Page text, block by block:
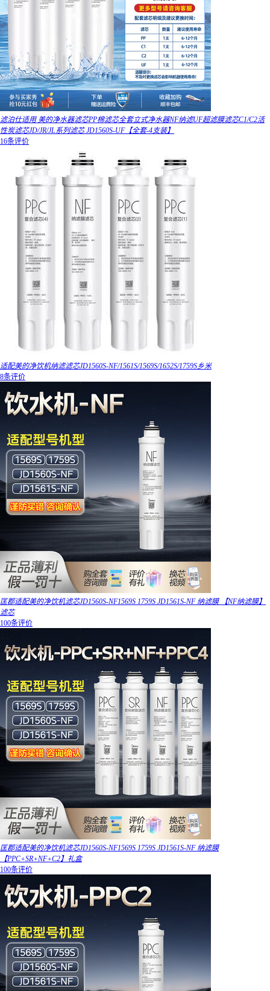
滤泊仕适用 美的净水器滤芯PP棉滤芯全套立式净水器NF纳滤UF超滤膜滤芯C1/C2活
性炭滤芯JD/JR/JL系列滤芯 JD1560S-UF【全套-4支装】
16条评价
适配美的净饮机纳滤滤芯JD1560S-NF/1561S/1569S/1652S/1759S乡米
8条评价
匡郡适配美的净饮机滤芯JD1560S-NF1569S 1759S JD1561S-NF 纳滤膜 【NF纳滤膜】
滤芯
100条评价
匡郡适配美的净饮机滤芯JD1560S-NF1569S 1759S JD1561S-NF 纳滤膜
【PPC+SR+NF+C2】礼盒
100条评价